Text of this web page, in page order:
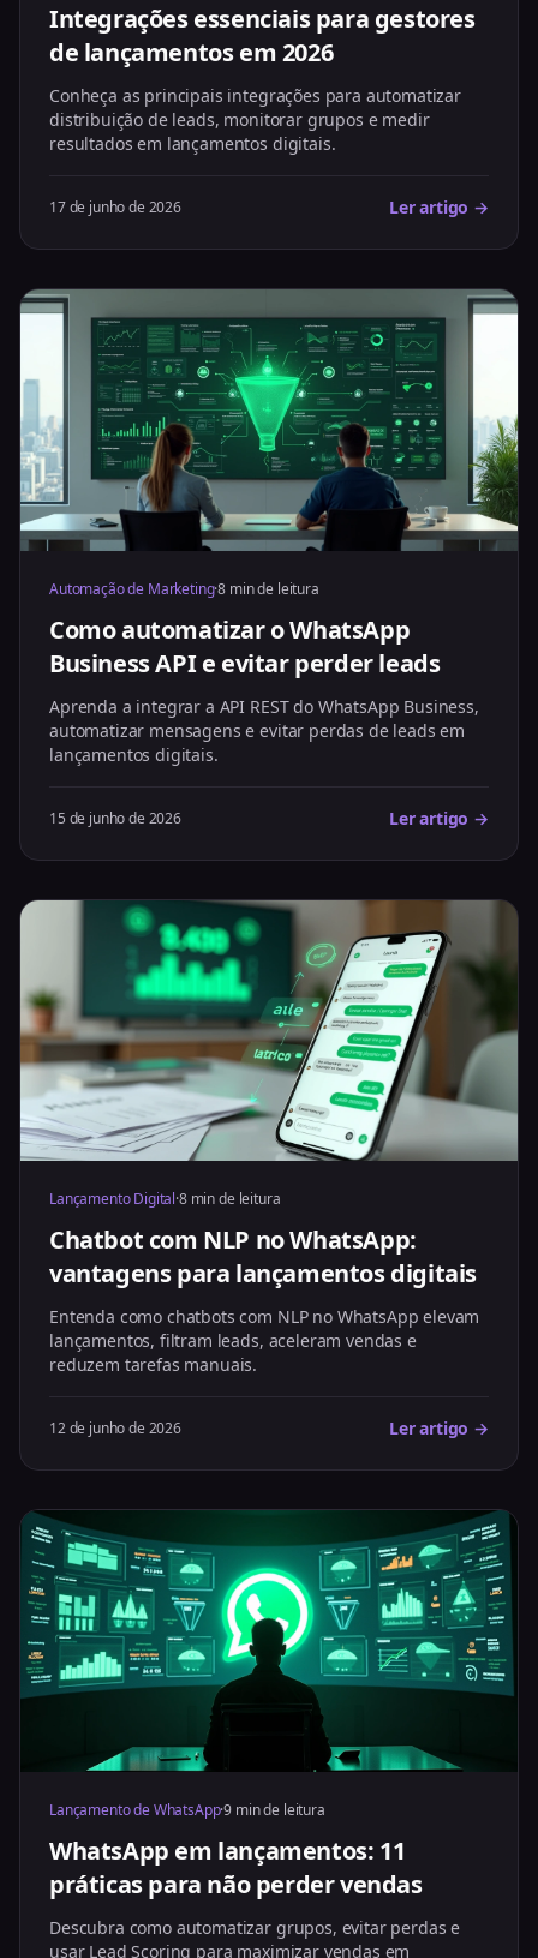
Integrações essenciais para gestores
de lançamentos em 2026
Conheça as principais integrações para automatizar
distribuição de leads, monitorar grupos e medir
resultados em lançamentos digitais.
17 de junho de 2026 Ler artigo →
Automação de Marketing·8 min de leitura
Como automatizar o WhatsApp
Business API e evitar perder leads
Aprenda a integrar a API REST do WhatsApp Business,
automatizar mensagens e evitar perdas de leads em
lançamentos digitais.
15 de junho de 2026 Ler artigo →
Lançamento Digital·8 min de leitura
Chatbot com NLP no WhatsApp:
vantagens para lançamentos digitais
Entenda como chatbots com NLP no WhatsApp elevam
lançamentos, filtram leads, aceleram vendas e
reduzem tarefas manuais.
12 de junho de 2026 Ler artigo →
Lançamento de WhatsApp·9 min de leitura
WhatsApp em lançamentos: 11
práticas para não perder vendas
Descubra como automatizar grupos, evitar perdas e
usar Lead Scoring para maximizar vendas em